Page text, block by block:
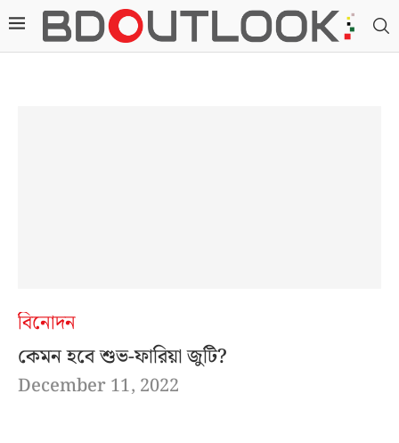
বিনোদন
কেমন হবে শুভ-ফারিয়া জুটি?
December 11, 2022